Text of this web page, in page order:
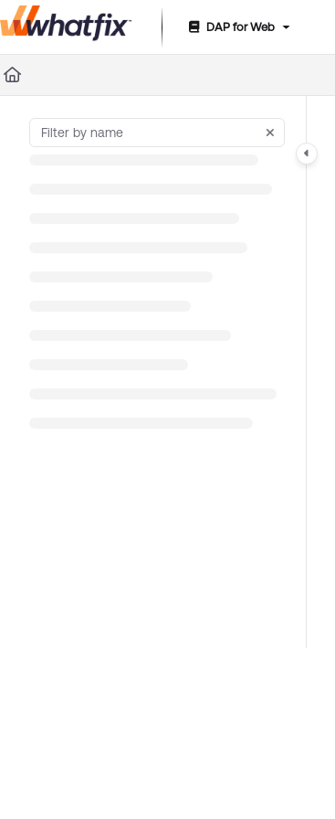
Documentation Index
Fetch the complete documentation index at:
DAP for Web